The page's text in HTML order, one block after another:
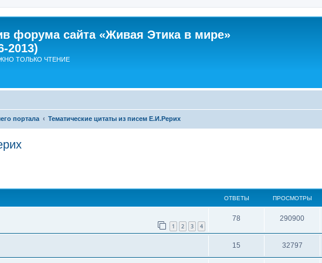
форума сайта «Живая Этика в мире»
2013)
ТОЛЬКО ЧТЕНИЕ
портала Тематические цитаты из писем Е.И.Рерих
ОТВЕТЫ ПРОСМОТРЫ
1 2 3 4
78
т
290900П
р
15
т
32797П
р